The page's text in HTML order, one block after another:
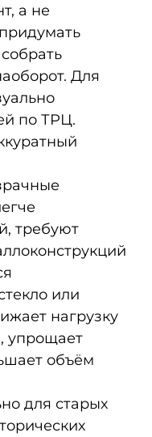
а не
Для
по ТРЦ.
требуют
или
нагрузку
упрощает
объём
для старых